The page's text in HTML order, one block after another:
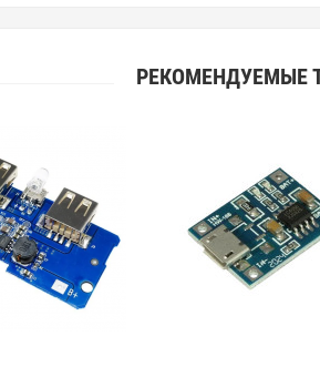
РЕКОМЕНДУЕМЫЕ